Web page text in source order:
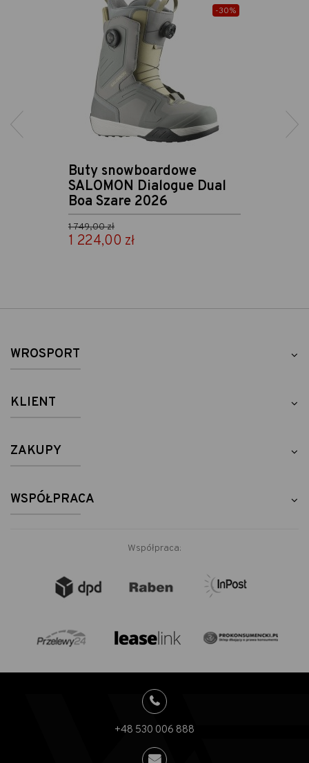
-30%
Buty snowboardowe
SALOMON Dialogue Dual
Boa Szare 2026
Cena podstawowa
1 749,00 zł
Cena
1 224,00 zł
WROSPORT
KLIENT
ZAKUPY
WSPÓŁPRACA
Współpraca:
+48 530 006 888